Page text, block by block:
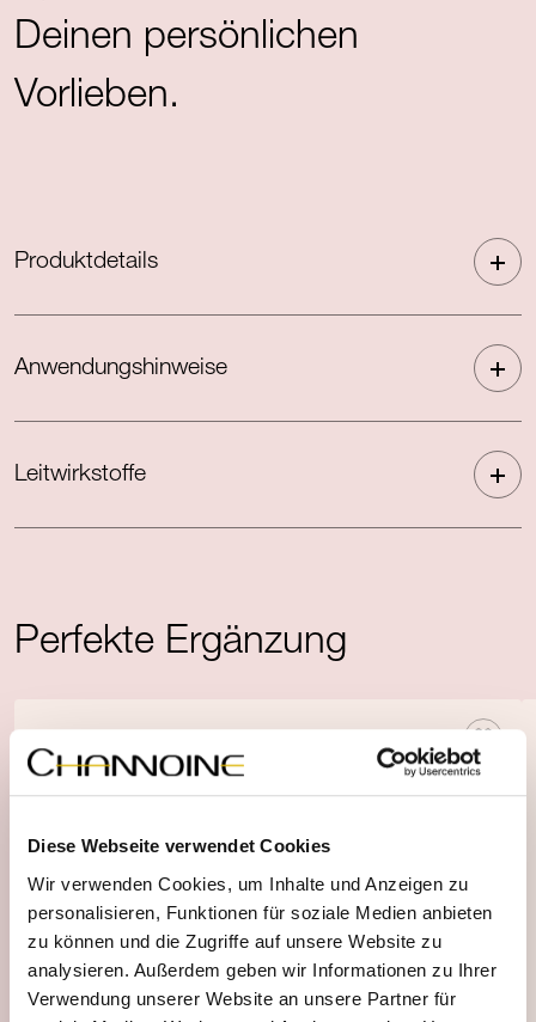
Diese Webseite verwendet Cookies
Wir verwenden Cookies, um Inhalte und Anzeigen zu
personalisieren, Funktionen für soziale Medien anbieten
zu können und die Zugriffe auf unsere Website zu
analysieren. Außerdem geben wir Informationen zu Ihrer
Verwendung unserer Website an unsere Partner für
Deinen persönlichen
Vorlieben.
Produktdetails
Anwendungshinweise
Leitwirkstoffe
Perfekte Ergänzung